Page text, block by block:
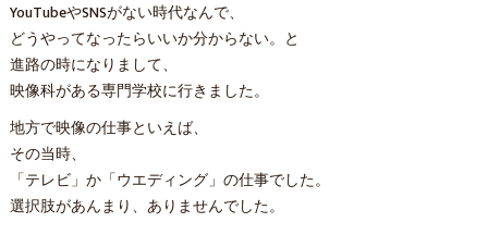
YouTubeやSNSがない時代なんで、
どうやってなったらいいか分からない。と
進路の時になりまして、
映像科がある専門学校に行きました。
地方で映像の仕事といえば、
その当時、
「テレビ」か「ウエディング」の仕事でした。
選択肢があんまり、ありませんでした。